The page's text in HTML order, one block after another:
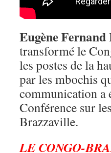
Eugène
transformé le
les postes de la
par les mbochis
communication a
Conférence sur
Brazzaville.
LE CONGO-